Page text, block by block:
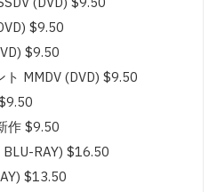
$9.50
$9.50
MMDV (DVD) $9.50
作 $9.50
RAY) $16.50
$13.50